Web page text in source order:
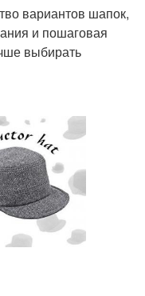
вариантов шапок,
и пошаговая
выбирать